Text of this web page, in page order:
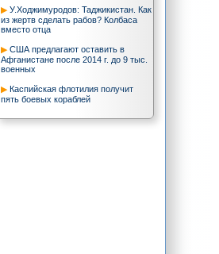
У.Ходжимуродов: Таджикистан. Как
из жертв сделать рабов? Колбаса
вместо отца
США предлагают оставить в
Афганистане после 2014 г. до 9 тыс.
военных
Каспийская флотилия получит
пять боевых кораблей
Иран должен быть главной темой